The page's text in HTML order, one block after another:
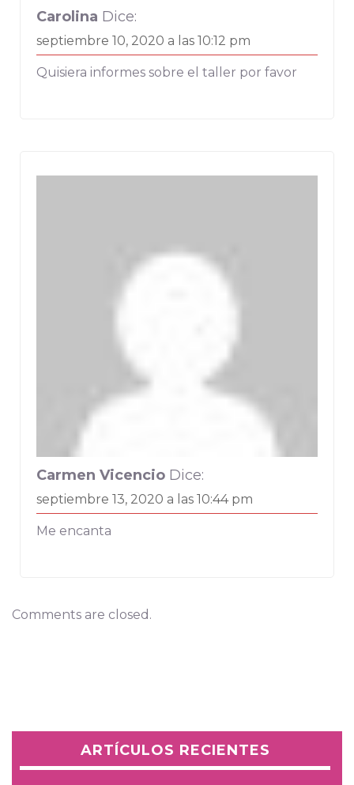
Carolina Dice:
septiembre 10, 2020 a las 10:12 pm
Quisiera informes sobre el taller por favor
Carmen Vicencio Dice:
septiembre 13, 2020 a las 10:44 pm
Me encanta
Comments are closed.
ARTÍCULOS RECIENTES